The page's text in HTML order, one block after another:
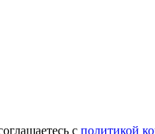
с политикой